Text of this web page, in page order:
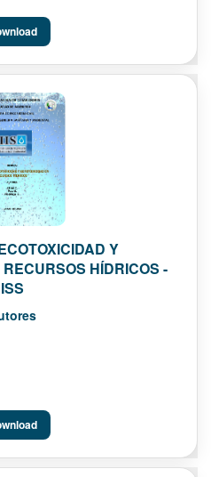
Y
HÍDRICOS -
ISS